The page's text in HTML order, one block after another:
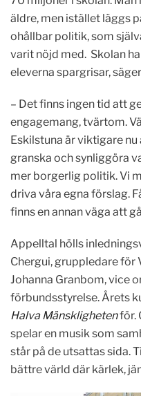
äldre, men istället läggs
ohållbar politik, som
varit nöjd med. Skolan
eleverna spargrisar,
– Det finns ingen tid att
engagemang, tvärtom.
Eskilstuna är viktigare
granska och synliggöra
mer borgerlig politik. Vi
driva våra egna förslag.
finns en annan väga att
Appelltal hölls
Chergui, gruppledare för
Johanna Granbom, vice
förbundsstyrelse. Årets
Halva Mänsklighetenför.
spelar en musik som
står på de utsattas sida.
bättre värld där kärlek,